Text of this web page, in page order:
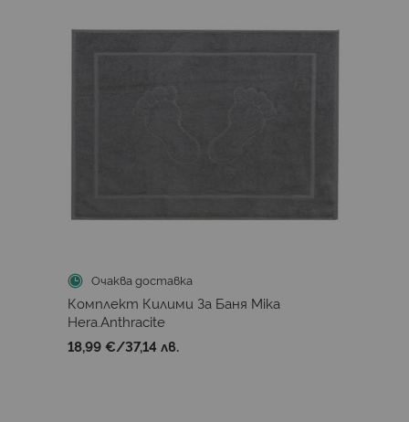
Очаква доставка
Комплект Килими За Баня Mika
Hera.Anthracite
18,99 €/37,14 лв.